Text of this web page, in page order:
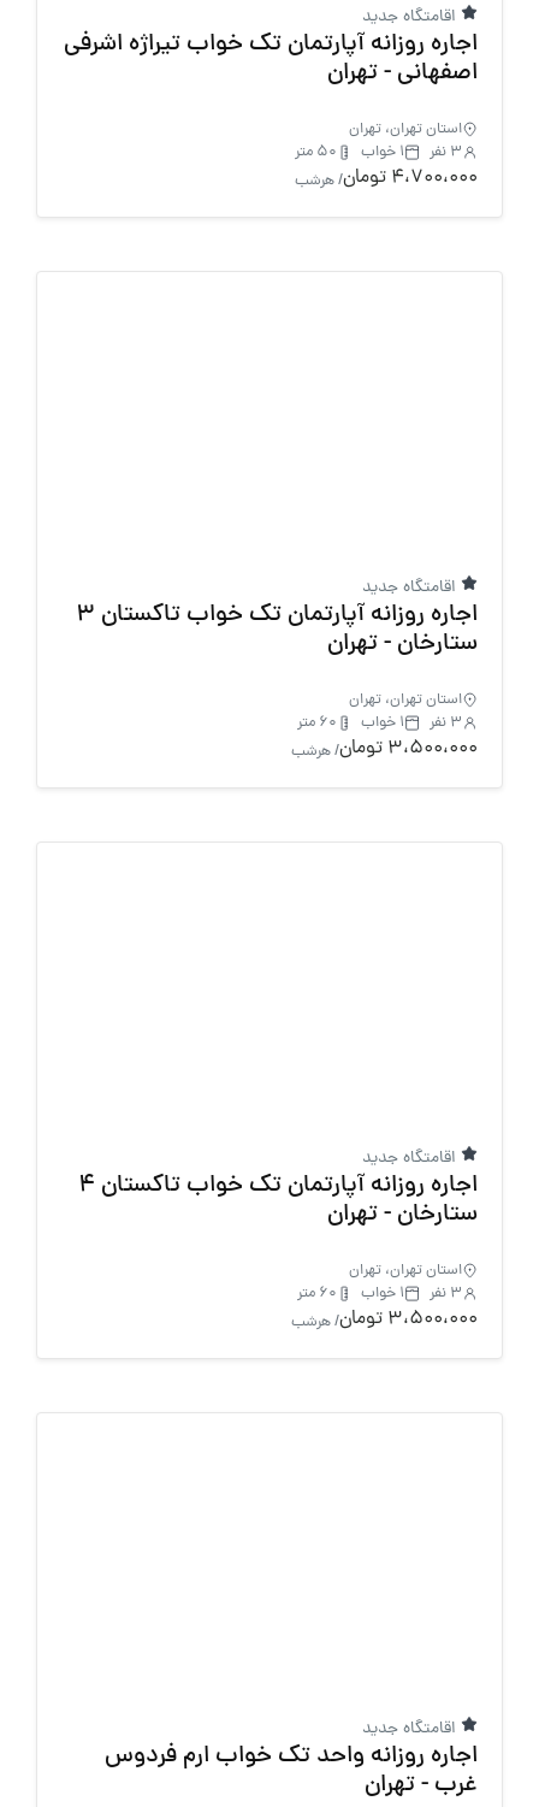
اقامتگاه جدید
اجاره روزانه آپارتمان تک خواب تیراژه اشرفی
اصفهانی - تهران
استان تهران، تهران
3 نفر
1 خواب 50 متر
4،700،000 تومان / هرشب
اقامتگاه جدید
اجاره روزانه آپارتمان تک خواب تاکستان 3
ستارخان - تهران
استان تهران، تهران
3 نفر
1 خواب 60 متر
3،500،000 تومان / هرشب
اقامتگاه جدید
اجاره روزانه آپارتمان تک خواب تاکستان 4
ستارخان - تهران
استان تهران، تهران
3 نفر
1 خواب 60 متر
3،500،000 تومان / هرشب
اقامتگاه جدید
اجاره روزانه واحد تک خواب ارم فردوس
غرب - تهران